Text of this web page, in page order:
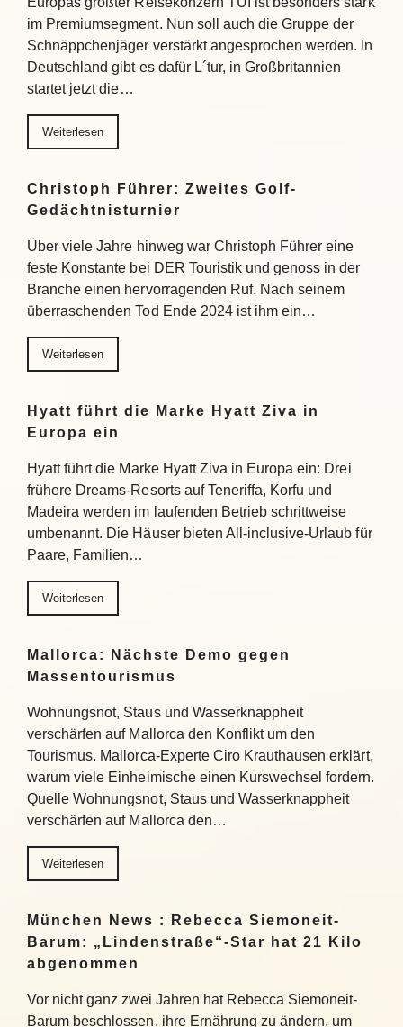
im Premiumsegment. Nun soll auch die Gruppe der
Schnäppchenjäger verstärkt angesprochen werden. In
Deutschland gibt es dafür L´tur, in Großbritannien
startet jetzt die…
Weiterlesen
Christoph Führer: Zweites Golf-
Gedächtnisturnier
Über viele Jahre hinweg war Christoph Führer eine
feste Konstante bei DER Touristik und genoss in der
Branche einen hervorragenden Ruf. Nach seinem
überraschenden Tod Ende 2024 ist ihm ein…
Weiterlesen
Hyatt führt die Marke Hyatt Ziva in
Europa ein
Hyatt führt die Marke Hyatt Ziva in Europa ein: Drei
frühere Dreams-Resorts auf Teneriffa, Korfu und
Madeira werden im laufenden Betrieb schrittweise
umbenannt. Die Häuser bieten All-inclusive-Urlaub für
Paare, Familien…
Weiterlesen
Mallorca: Nächste Demo gegen
Massentourismus
Wohnungsnot, Staus und Wasserknappheit
verschärfen auf Mallorca den Konflikt um den
Tourismus. Mallorca-Experte Ciro Krauthausen erklärt,
warum viele Einheimische einen Kurswechsel fordern.
Quelle Wohnungsnot, Staus und Wasserknappheit
verschärfen auf Mallorca den…
Weiterlesen
München News : Rebecca Siemoneit-
Barum: „Lindenstraße“-Star hat 21 Kilo
abgenommen
Vor nicht ganz zwei Jahren hat Rebecca Siemoneit-
Barum beschlossen, ihre Ernährung zu ändern, um